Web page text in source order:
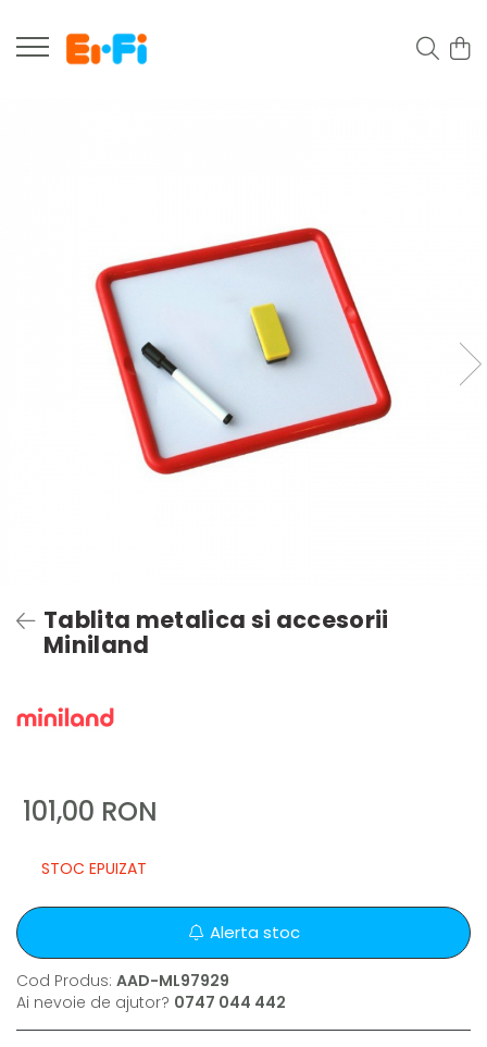
Tablita metalica si accesorii
Miniland
101,00 RON
STOC EPUIZAT
Alerta stoc
Cod Produs: AAD-ML97929
Ai nevoie de ajutor? 0747 044 442